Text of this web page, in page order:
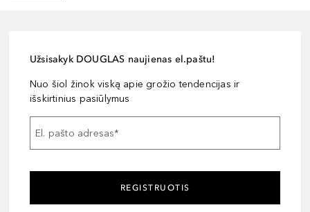
Užsisakyk DOUGLAS naujienas el.paštu!
Nuo šiol žinok viską apie grožio tendencijas ir
išskirtinius pasiūlymus
El. pašto adresas*
REGISTRUOTIS